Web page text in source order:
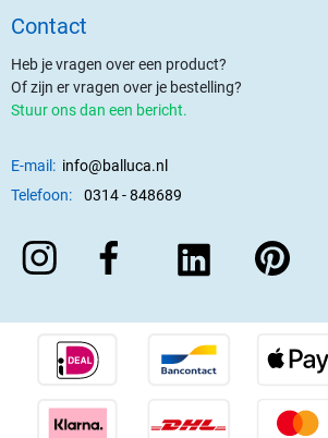
Contact
Heb je vragen over een product?
Of zijn er vragen over je bestelling?
Stuur ons dan een bericht.
E-mail: info@balluca.nl
Telefoon:
0314 - 848689